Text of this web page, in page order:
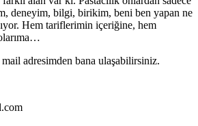
deneyim, bilgi, birikim, beni ben yapan ne
Hem tariflerimin içeriğine, hem
adresimden bana ulaşabilirsiniz.